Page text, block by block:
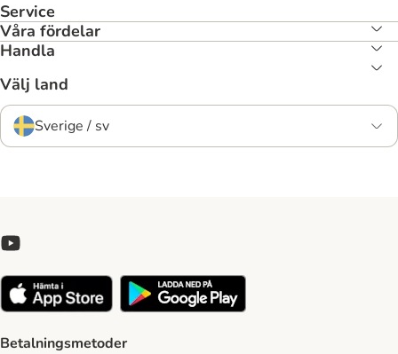
Service
Våra fördelar
Handla
Välj land
Sverige / sv
Betalningsmetoder